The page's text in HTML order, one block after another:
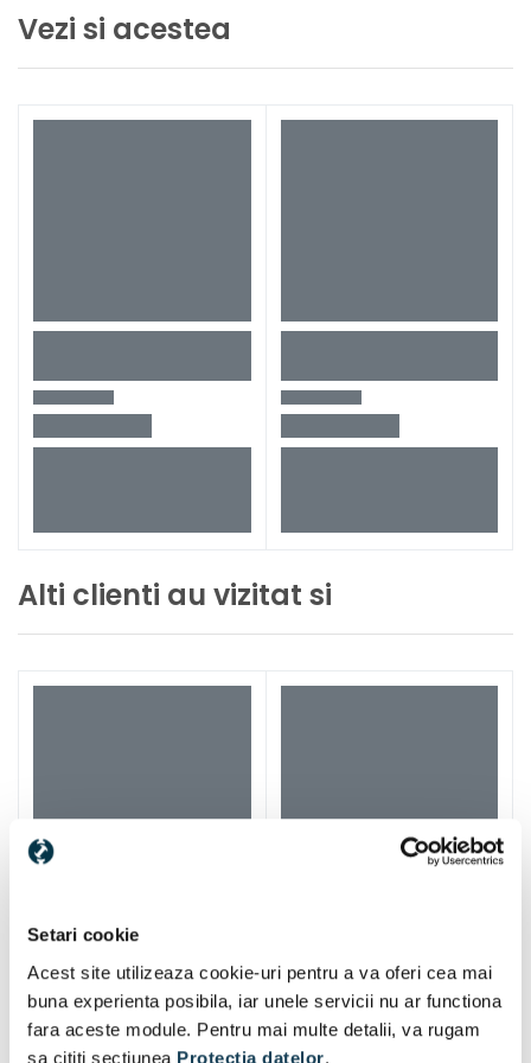
Setari cookie
Acest site utilizeaza cookie-uri pentru a va oferi cea mai
buna experienta posibila, iar unele servicii nu ar functiona
fara aceste module. Pentru mai multe detalii, va rugam
sa cititi sectiunea Protectia datelor.
Cameră pentru hobby
Vezi si acestea
Alti clienti au vizitat si